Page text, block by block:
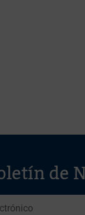
de